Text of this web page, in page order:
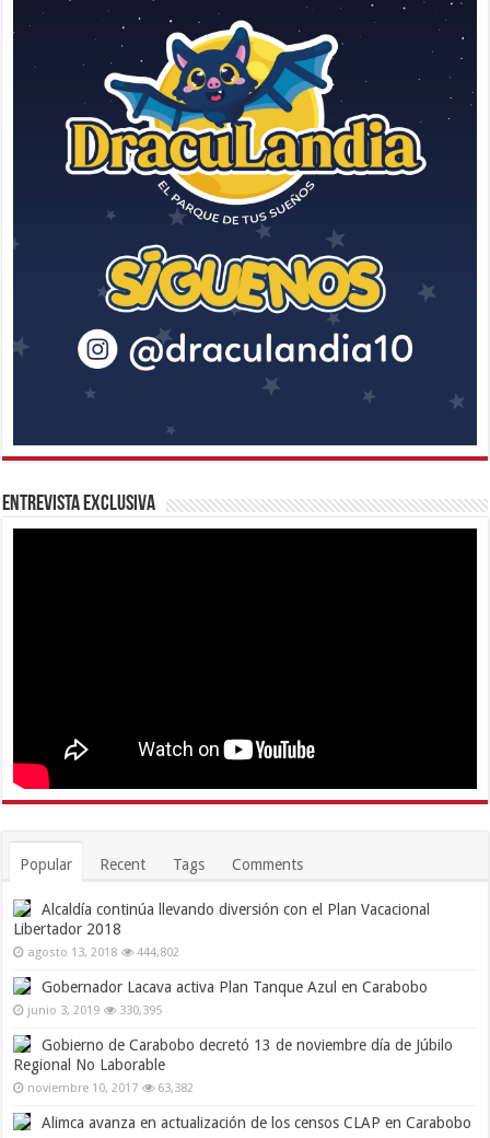
Entrevista Exclusiva
Popular Recent Tags Comments
Alcaldía continúa llevando diversión con el Plan Vacacional
Libertador 2018
agosto 13, 2018 444,802
Gobernador Lacava activa Plan Tanque Azul en Carabobo
junio 3, 2019 330,395
Gobierno de Carabobo decretó 13 de noviembre día de Júbilo
Regional No Laborable
noviembre 10, 2017 63,382
Alimca avanza en actualización de los censos CLAP en Carabobo